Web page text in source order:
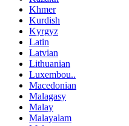
Khmer
Kurdish
Kyrgyz
Latin
Latvian
Lithuanian
Luxembou..
Macedonian
Malagasy
Malay
Malayalam